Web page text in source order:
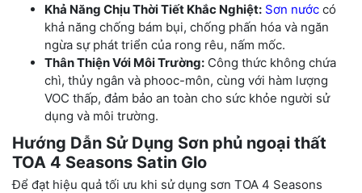
Khả Năng Chịu Thời Tiết Khắc Nghiệt: Sơn nước có
khả năng chống bám bụi, chống phấn hóa và ngăn
ngừa sự phát triển của rong rêu, nấm mốc.
Thân Thiện Với Môi Trường: Công thức không chứa
chì, thủy ngân và phooc-môn, cùng với hàm lượng
VOC thấp, đảm bảo an toàn cho sức khỏe người sử
dụng và môi trường.
Hướng Dẫn Sử Dụng Sơn phủ ngoại thất
TOA 4 Seasons Satin Glo
Để đạt hiệu quả tối ưu khi sử dụng sơn TOA 4 Seasons